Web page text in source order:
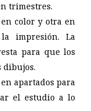
trimestres.
color y otra en
impresión. La
para que los
dibujos.
apartados para
el estudio a lo